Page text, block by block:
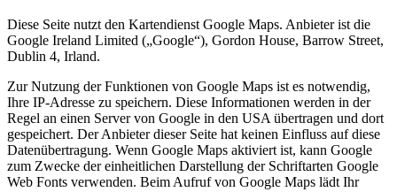
Diese Seite nutzt den Kartendienst Google Maps. Anbieter ist die
Google Ireland Limited („Google“), Gordon House, Barrow Street,
Dublin 4, Irland.
Zur Nutzung der Funktionen von Google Maps ist es notwendig,
Ihre IP-Adresse zu speichern. Diese Informationen werden in der
Regel an einen Server von Google in den USA übertragen und dort
gespeichert. Der Anbieter dieser Seite hat keinen Einfluss auf diese
Datenübertragung. Wenn Google Maps aktiviert ist, kann Google
zum Zwecke der einheitlichen Darstellung der Schriftarten Google
Web Fonts verwenden. Beim Aufruf von Google Maps lädt Ihr